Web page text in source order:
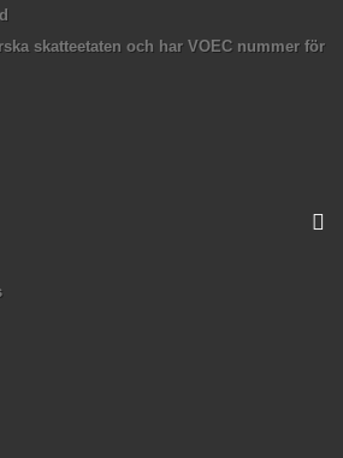
skatteetaten och har VOEC nummer för